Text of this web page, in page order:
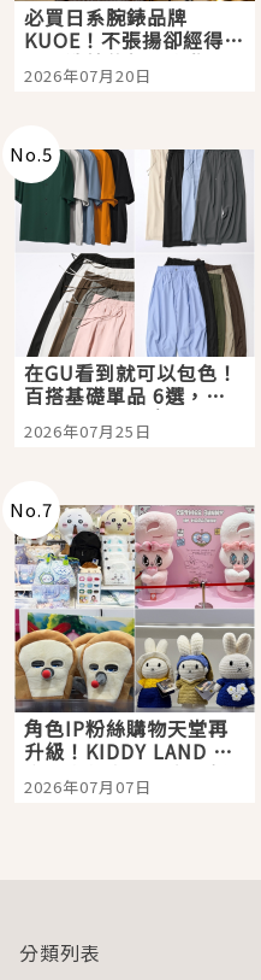
必買日系腕錶品牌
KUOE！不張揚卻經得起
時間洗鍊的經典之作五
選
2026年07月20日
No.5
在GU看到就可以包色！
百搭基礎單品 6選，閉
眼全收也不心疼
2026年07月25日
No.7
角色IP粉絲購物天堂再
升級！KIDDY LAND 原
宿店吉伊卡哇迎客，新
開幕 OMOKADO 店3分
2026年07月07日
分類列表